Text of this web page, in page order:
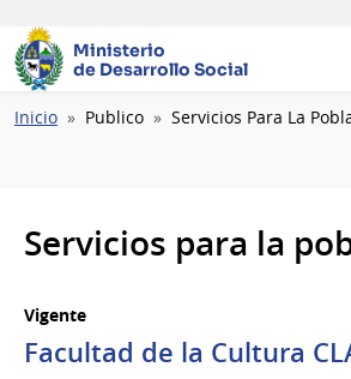
Ministerio
de Desarrollo Social
Ruta
Inicio Publico Servicios Para La
Servicios para la
Vigente
Facultad de la Cultura